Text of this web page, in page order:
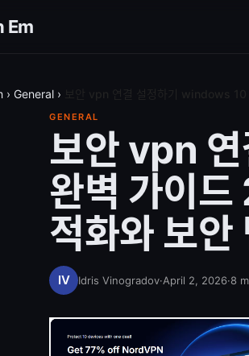
Em
› General ›
GENERAL
보안 vpn
완벽 가이
적화와 보안
Idris Vinogradov·April 2, 2026·8